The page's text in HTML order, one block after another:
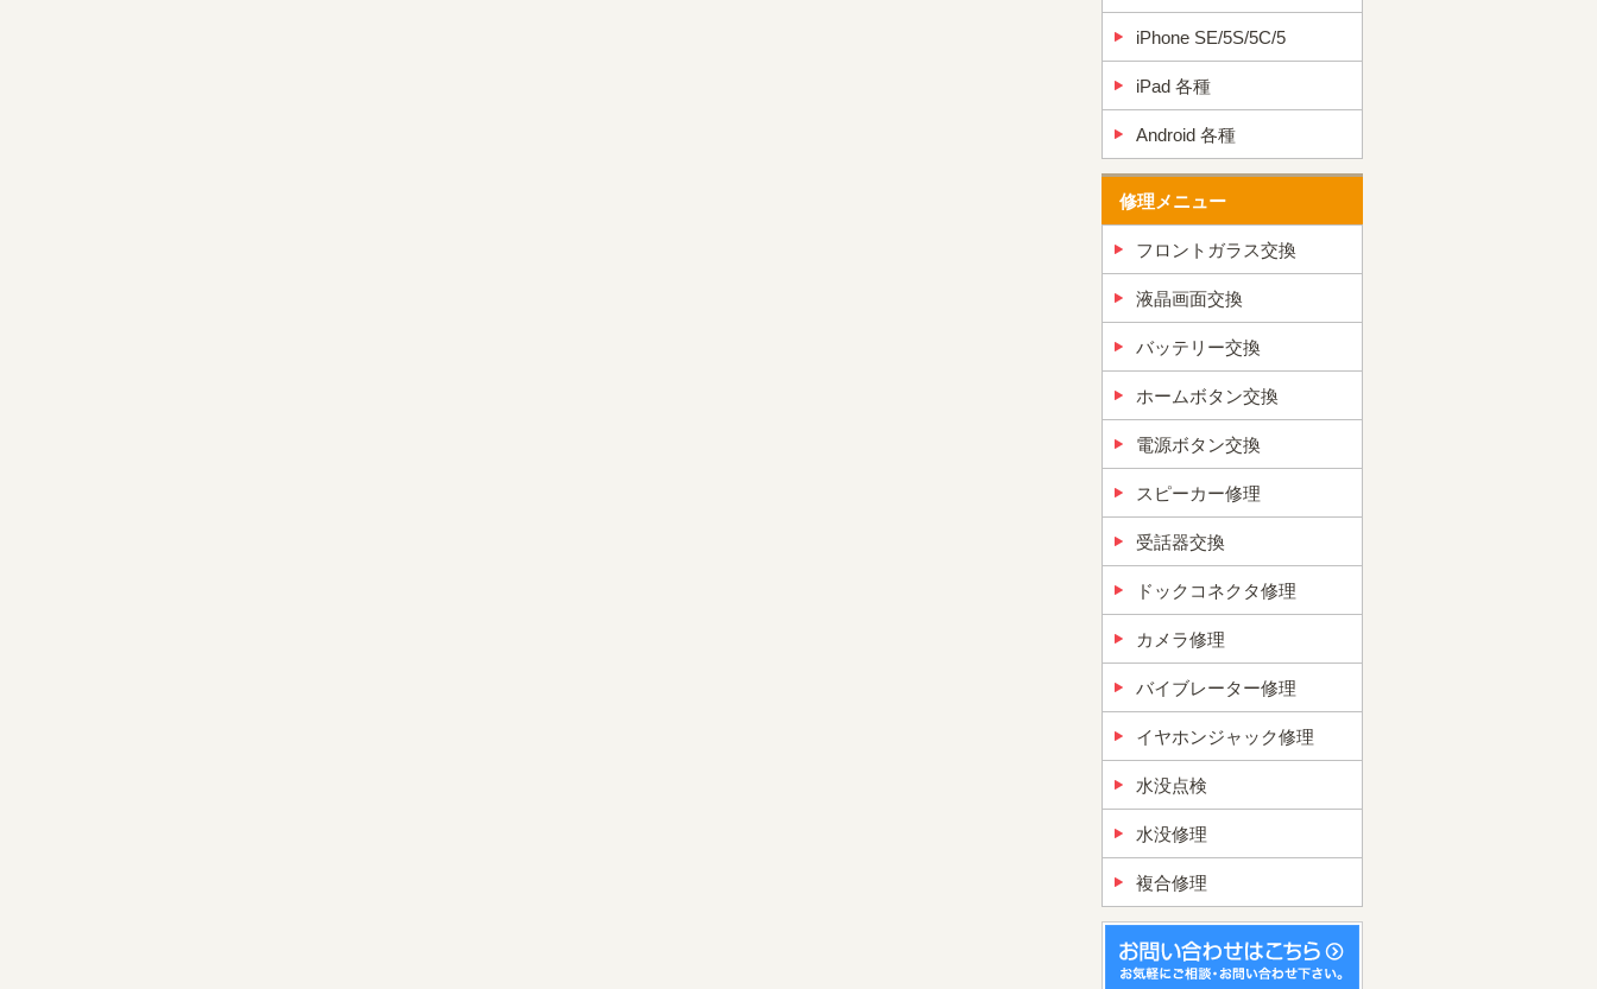
iPhone SE/5S/5C/5
iPad 各種
Android 各種
修理メニュー
フロントガラス交換
液晶画面交換
バッテリー交換
ホームボタン交換
電源ボタン交換
スピーカー修理
受話器交換
ドックコネクタ修理
カメラ修理
バイブレーター修理
イヤホンジャック修理
水没点検
水没修理
複合修理